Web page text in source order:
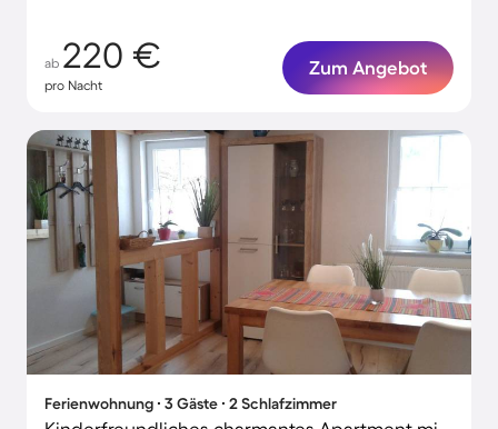
ab 220 €
pro Nacht
Zum Angebot
Ferienwohnung ∙ 3 Gäste ∙ 2 Schlafzimmer